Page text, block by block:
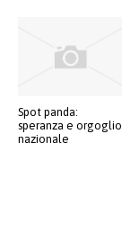
Spot panda:
speranza e orgoglio
nazionale